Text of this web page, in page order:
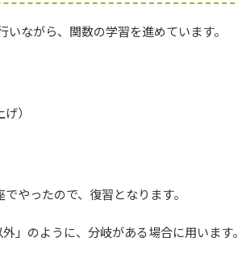
いながら、関数の学習を進めています。
）
やったので、復習となります。
外」のように、分岐がある場合に用います。